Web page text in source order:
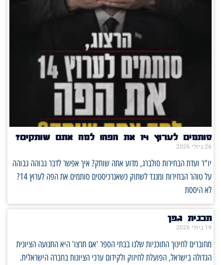
סותמים לערוץ 14 את הפה! למה אתם שותקים?
26 ביולי 2026
יו"ר ועדת הבחירות סולברג, מדוע אתה שותק? איך אפשר לדבר גבוהה גבוהה
על טוהר הבחירות ומנגד לשתוק כשאנרכיסטים סותמים את הפה לערוץ 14?
לא היססת
תכנית גפן
19 ביולי 2026
מחוברים לחינוך התוכניות שלנו בבתי הספר 'אם תרצו' היא התנועה הציונית
הגדולה בישראל, הפועלת לחיזוק ולקידום ערכי הציונות בחברה הישראלית.